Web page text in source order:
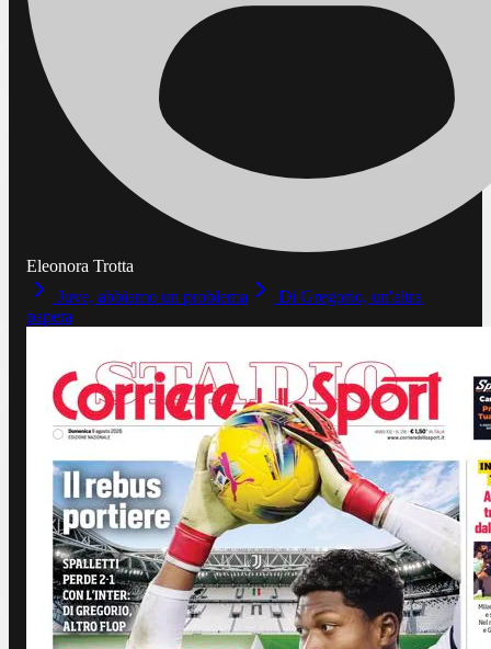
Eleonora Trotta
Juve, abbiamo un problema
Di Gregorio, un'altra
papera